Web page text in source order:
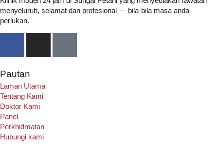
menyeluruh, selamat dan profesional — bila-bila masa anda
perlukan.
Pautan
Laman Utama
Tentang Kami
Doktor Kami
Panel
Perkhidmatan
Hubungi kami